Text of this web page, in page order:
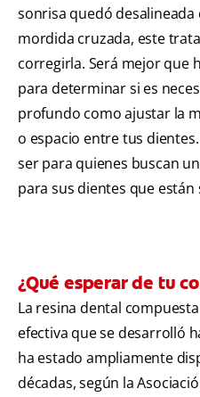
sonrisa quedó
mordida cruzada, este
corregirla. Será mejor que
para determinar si es
profundo como ajustar la
o espacio entre tus
ser para quienes buscan
para sus dientes que están
¿Qué esperar de tu
La resina dental
efectiva que se desarrolló
ha estado ampliamente
décadas, según la